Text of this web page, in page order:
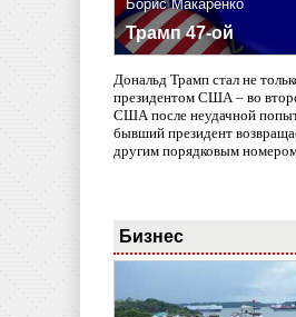
Борис Макаренко
Трамп 47-ой
Дональд Трамп стал не
президентом США – во
США после неудачной
бывший президент
другим порядковым
Бизнес